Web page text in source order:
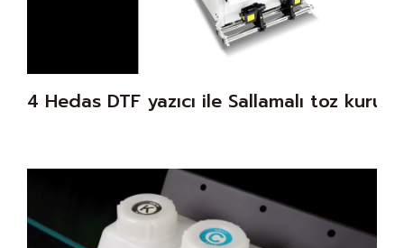
4 Hedas DTF yazıcı ile Sallamalı toz